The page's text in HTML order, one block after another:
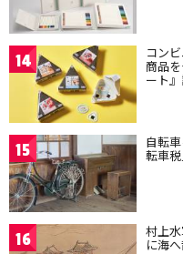
14 コン
商品
ート
15 自転
転車
16 村上
に海